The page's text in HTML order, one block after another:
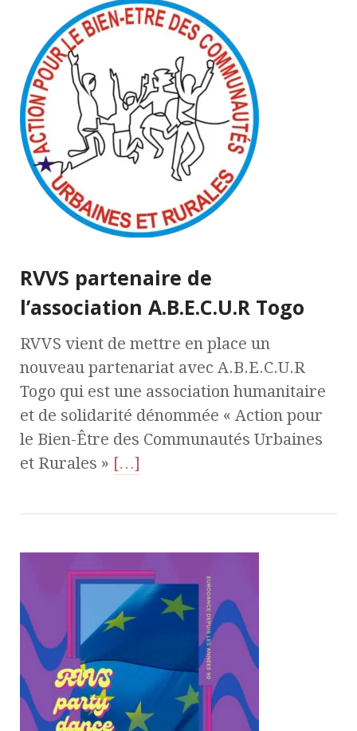
RVVS partenaire de
l’association A.B.E.C.U.R Togo
RVVS vient de mettre en place un
nouveau partenariat avec A.B.E.C.U.R
Togo qui est une association humanitaire
et de solidarité dénommée « Action pour
le Bien-Être des Communautés Urbaines
et Rurales » […]